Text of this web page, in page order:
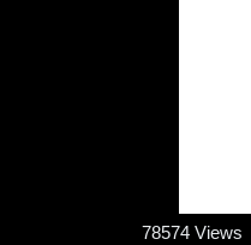
78574 Views